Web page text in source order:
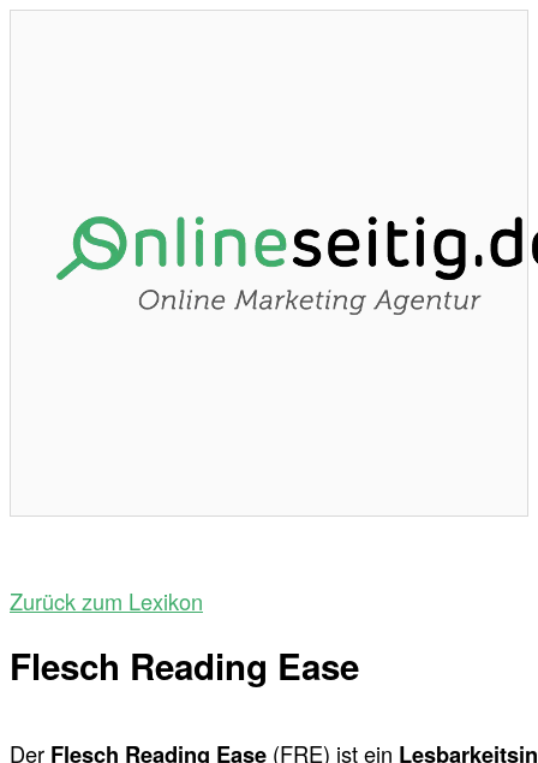
Zurück zum Lexikon
Flesch Reading Ease
Der Flesch Reading Ease (FRE) ist ein